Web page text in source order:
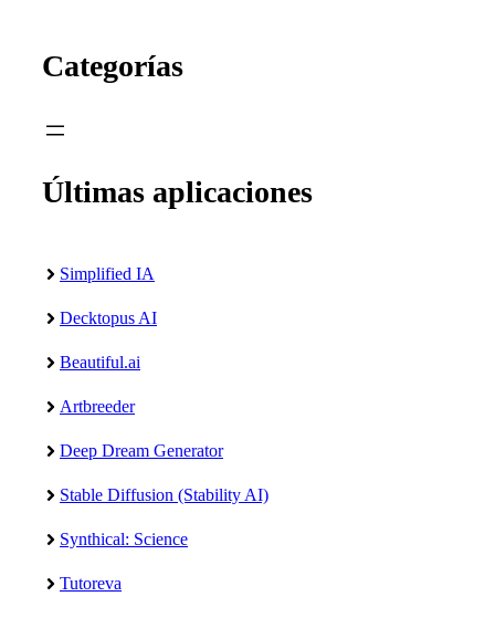
Categorías
Últimas aplicaciones
Simplified IA
Decktopus AI
Beautiful.ai
Artbreeder
Deep Dream Generator
Stable Diffusion (Stability AI)
Synthical: Science
Tutoreva